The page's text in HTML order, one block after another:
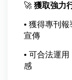
🚀 獲取強力
• 獲得專刊報
宣傳
• 可合法運用
感